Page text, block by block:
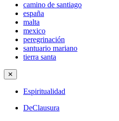
camino de santiago
españa
malta
mexico
peregrinación
santuario mariano
tierra santa
✕
Espiritualidad
DeClausura